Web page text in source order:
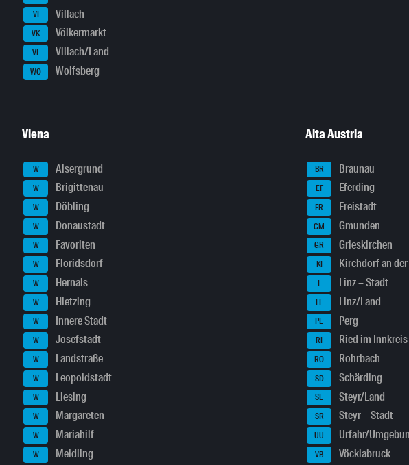
VI Villach
VK Völkermarkt
VL Villach/Land
WO Wolfsberg
Viena
W Alsergrund
W Brigittenau
W Döbling
W Donaustadt
W Favoriten
W Floridsdorf
W Hernals
W Hietzing
W Innere Stadt
W Josefstadt
W Landstraße
W Leopoldstadt
W Liesing
W Margareten
W Mariahilf
W Meidling
Alta Austria
BR Braunau
EF Eferding
FR Freistadt
GM Gmunden
GR Grieskirchen
KI Kirchdorf an
L Linz – Stadt
LL Linz/Land
PE Perg
RI Ried im Innkreis
RO Rohrbach
SD Schärding
SE Steyr/Land
SR Steyr – Stadt
UU Urfahr/
VB Vöcklabruck